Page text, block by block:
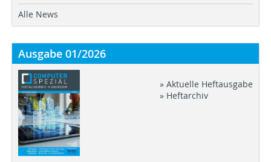
Alle News
Ausgabe 01/2026
» Aktuelle Heftausgabe
» Heftarchiv